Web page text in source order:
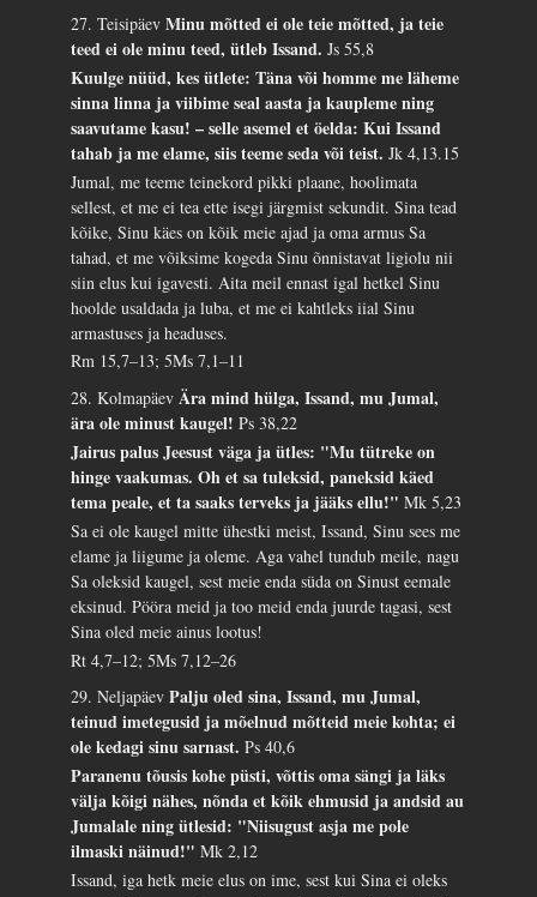
27. TeisipäevMinu mõtted ei ole teie mõtted, ja teie
teed ei ole minu teed, ütleb Issand.Js 55,8
Kuulge nüüd, kes ütlete: Täna või homme me läheme
sinna linna ja viibime seal aasta ja kaupleme ning
saavutame kasu! – selle asemel et öelda: Kui Issand
tahab ja me elame, siis teeme seda või teist.Jk 4,13.15
Jumal, me teeme teinekord pikki plaane, hoolimata
sellest, et me ei tea ette isegi järgmist sekundit. Sina tead
kõike, Sinu käes on kõik meie ajad ja oma armus Sa
tahad, et me võiksime kogeda Sinu õnnistavat ligiolu nii
siin elus kui igavesti. Aita meil ennast igal hetkel Sinu
hoolde usaldada ja luba, et me ei kahtleks iial Sinu
armastuses ja headuses.
Rm 15,7–13; 5Ms 7,1–11
28. KolmapäevÄra mind hülga, Issand, mu Jumal,
ära ole minust kaugel!Ps 38,22
Jairus palus Jeesust väga ja ütles: "Mu tütreke on
hinge vaakumas. Oh et sa tuleksid, paneksid käed
tema peale, et ta saaks terveks ja jääks ellu!"Mk 5,23
Sa ei ole kaugel mitte ühestki meist, Issand, Sinu sees me
elame ja liigume ja oleme. Aga vahel tundub meile, nagu
Sa oleksid kaugel, sest meie enda süda on Sinust eemale
eksinud. Pööra meid ja too meid enda juurde tagasi, sest
Sina oled meie ainus lootus!
Rt 4,7–12; 5Ms 7,12–26
29. NeljapäevPalju oled sina, Issand, mu Jumal,
teinud imetegusid ja mõelnud mõtteid meie kohta; ei
ole kedagi sinu sarnast.Ps 40,6
Paranenu tõusis kohe püsti, võttis oma sängi ja läks
välja kõigi nähes, nõnda et kõik ehmusid ja andsid au
Jumalale ning ütlesid: "Niisugust asja me pole
ilmaski näinud!"Mk 2,12
Issand, iga hetk meie elus on ime, sest kui Sina ei oleks